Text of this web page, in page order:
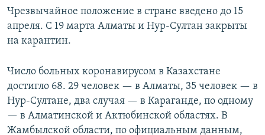
Чрезвычайное положение в стране введено до 15
апреля. С 19 марта Алматы и Нур-Султан закрыты
на карантин.
Число больных коронавирусом в Казахстане
достигло 68. 29 человек — в Алматы, 35 человек — в
Нур-Султане, два случая — в Караганде, по одному
— в Алматинской и Актюбинской областях. В
Жамбылской области, по официальным данным,